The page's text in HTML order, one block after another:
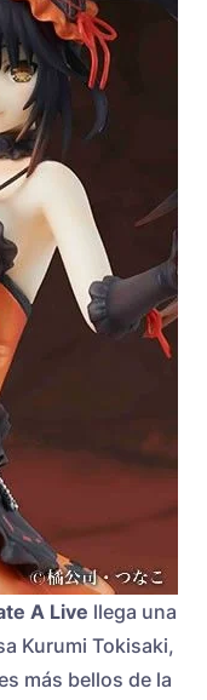
A Live llega una
Kurumi Tokisaki,
más bellos de la